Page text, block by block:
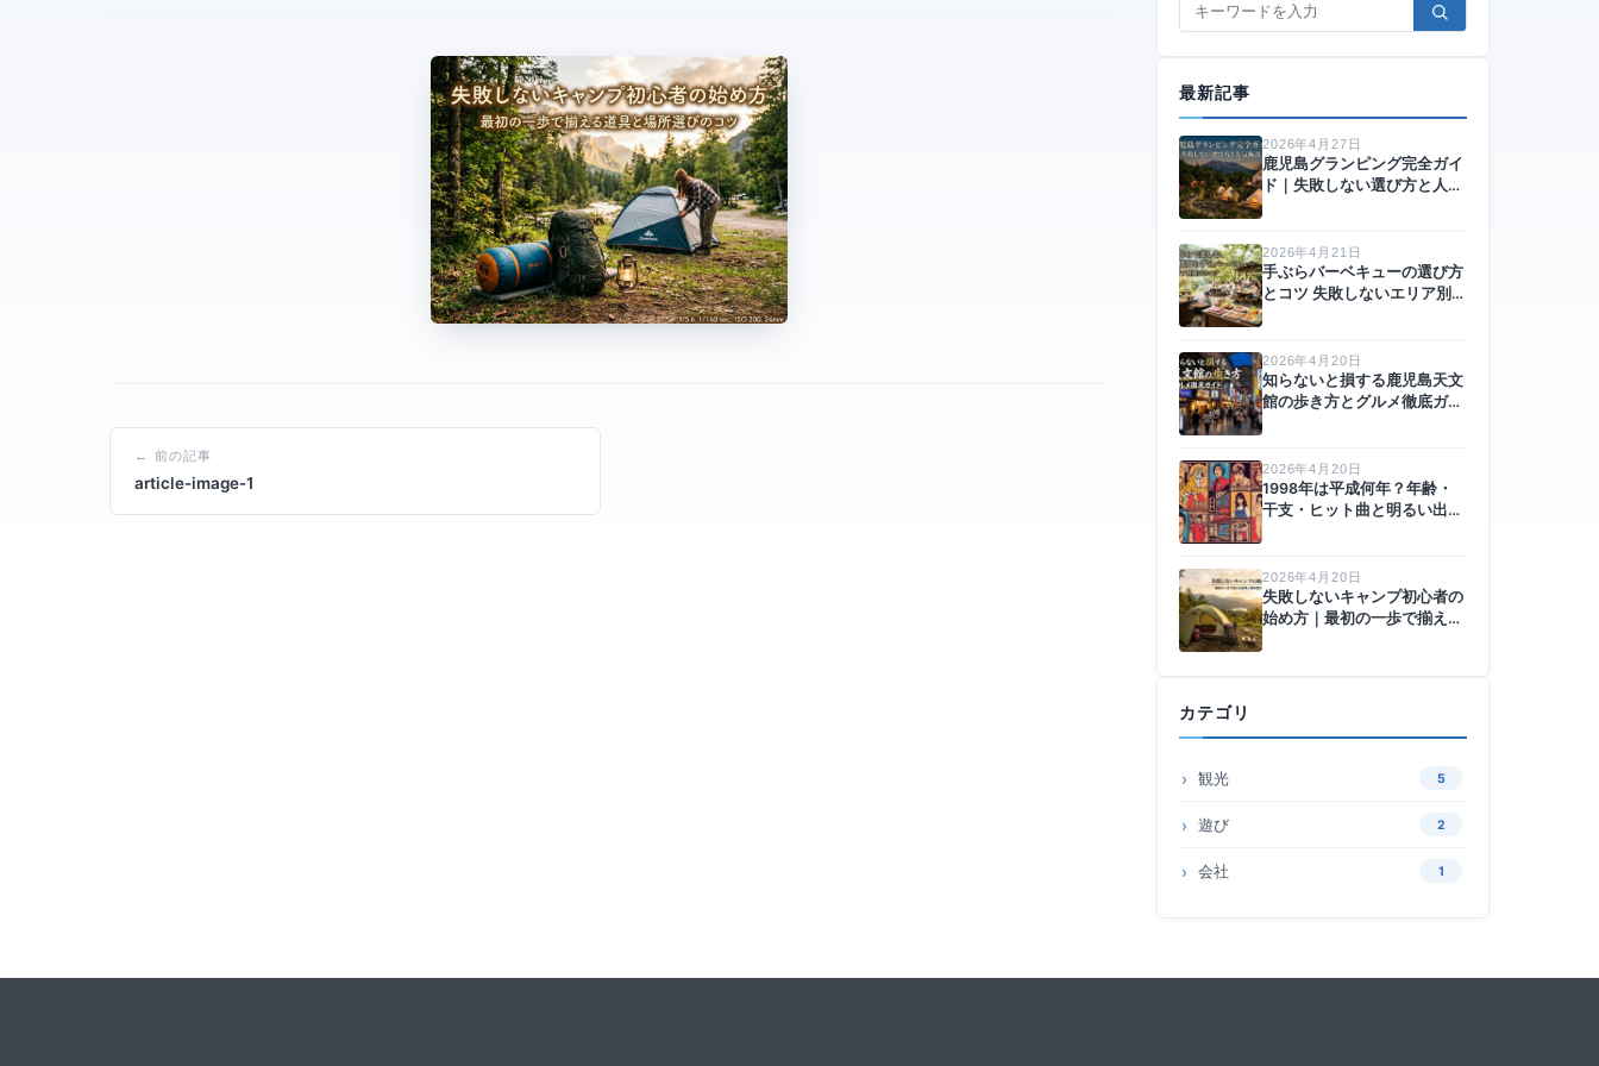
← 前の記事
article-image-1
最新記事
2026年4月27日
鹿児島グランピング完全ガイ
ド｜失敗しない選び方と人気
2026年4月21日
手ぶらバーベキューの選び方
とコツ 失敗しないエリア別ガ
2026年4月20日
知らないと損する鹿児島天文
館の歩き方とグルメ徹底ガイ
2026年4月20日
1998年は平成何年？年齢・
干支・ヒット曲と明るい出来
2026年4月20日
失敗しないキャンプ初心者の
始め方｜最初の一歩で揃える
カテゴリ
観光 5
遊び 2
会社 1